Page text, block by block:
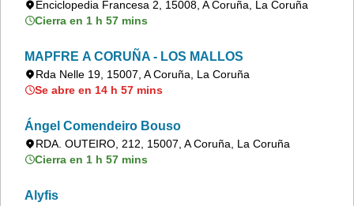
Enciclopedia Francesa 2, 15008, A Coruña, La Coruña
Cierra en 1 h 57 mins
MAPFRE A CORUÑA - LOS MALLOS
Rda Nelle 19, 15007, A Coruña, La Coruña
Se abre en 14 h 57 mins
Ángel Comendeiro Bouso
RDA. OUTEIRO, 212, 15007, A Coruña, La Coruña
Cierra en 1 h 57 mins
Alyfis